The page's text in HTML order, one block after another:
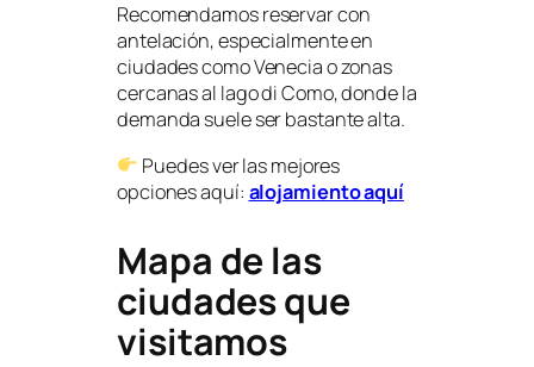
Recomendamos reservar con
antelación, especialmente en
ciudades como Venecia o zonas
cercanas al lago di Como, donde la
demanda suele ser bastante alta.
Puedes ver las mejores
opciones aquí: alojamiento aquí
Mapa de las
ciudades que
visitamos